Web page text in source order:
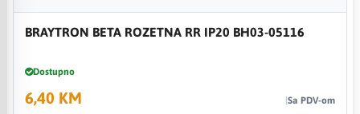
BRAYTRON BETA ROZETNA RR IP20 BH03-05116
Dostupno
6,40 KM Sa PDV-om